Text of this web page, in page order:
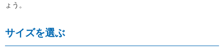
ょう。
サイズを選ぶ